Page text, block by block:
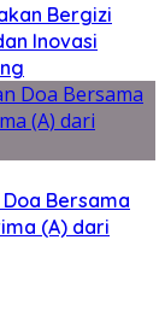
Bergizi
Inovasi
Bersama
(A) dari